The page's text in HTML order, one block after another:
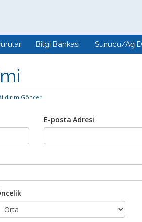
Bilgi Bankası Sunucu/Ağ
Gönder
E-posta Adresi